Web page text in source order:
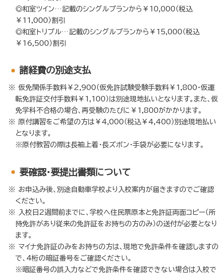
◎和室ツイン…記載のシングルプランから￥10,000（税込
￥11,000）割引
◎和室トリプル…記載のシングルプランから￥15,000（税込
￥16,500）割引
諸経費の別途支払
仮免関係手数料￥2,900（仮免許試験受験手数料￥1,800・仮運
転免許証交付手数料￥1,100）は別途現地払いとなります。また、仮
免学科不合格の場合、再受験のたびに￥1,800がかかります。
原付講習をご希望の方は￥4,000（税込￥4,400）別途現地払い
となります。
※原付教習の際は長袖上着・長ズボン・手袋が必要になります。
要確認・要提出書類について
お申込み後、別途自動車学校より入校案内が届きますのでご確認
ください。
入校日2週間前までに、学校へ住民票原本と免許証両面コピー（所
持免許があり従来の免許証をお持ちの方のみ）の送付が必要となり
ます。
マイナ免許証のみをお持ちの方は、現地で免許条件を確認しますの
で、4桁の暗証番号をご確認ください。
※暗証番号の誤入力などで免許条件を確認できない場合は入校で